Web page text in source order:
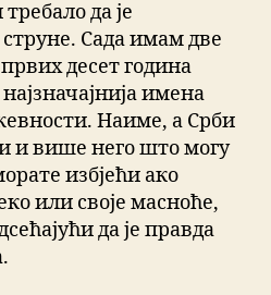
да је
Сада имам две
десет година
имена
Наиме, а Срби
и више него што могу
избјећи ако
или своје масноће,
да је правда